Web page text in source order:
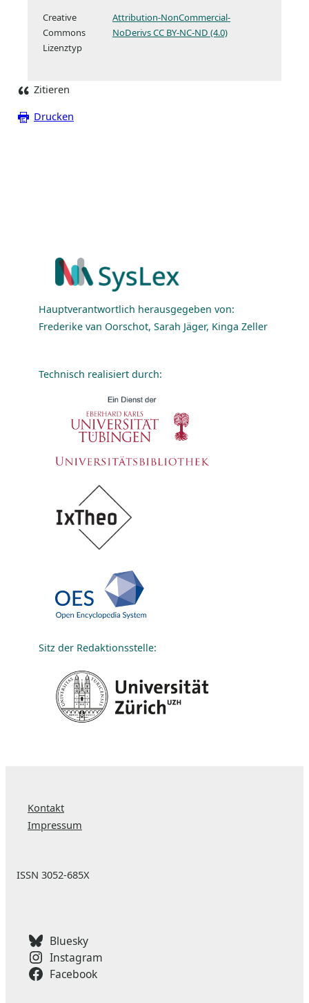
Creative
Commons
Lizenztyp
Attribution-NonCommercial-
NoDerivs CC BY-NC-ND (4.0)
Zitieren
Drucken
Hauptverantwortlich herausgegeben von:
Frederike van Oorschot, Sarah Jäger, Kinga Zeller
Technisch realisiert durch:
Sitz der Redaktionsstelle:
Kontakt
Impressum
ISSN 3052-685X
Bluesky
Instagram
Facebook